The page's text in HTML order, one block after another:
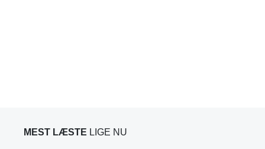
MEST LÆSTE LIGE NU